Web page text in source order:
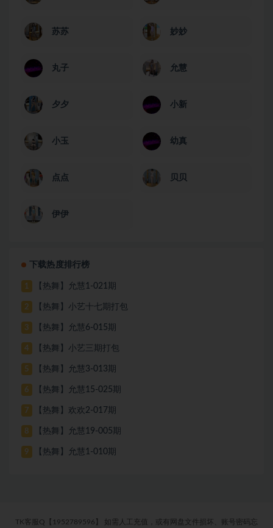
苏苏 妙妙
丸子 允慧
夕夕 小新
小玉 幼真
点点 贝贝
伊伊
下载热度排行榜
1 【热舞】允慧1-021期
2 【热舞】小艺十七期打包
3 【热舞】允慧6-015期
4 【热舞】小艺三期打包
5 【热舞】允慧3-013期
6 【热舞】允慧15-025期
7 【热舞】欢欢2-017期
8 【热舞】允慧19-005期
9 【热舞】允慧1-010期
TK客服Q【1952789596】 如需人工充值，或有网盘文件损坏、账号密码忘